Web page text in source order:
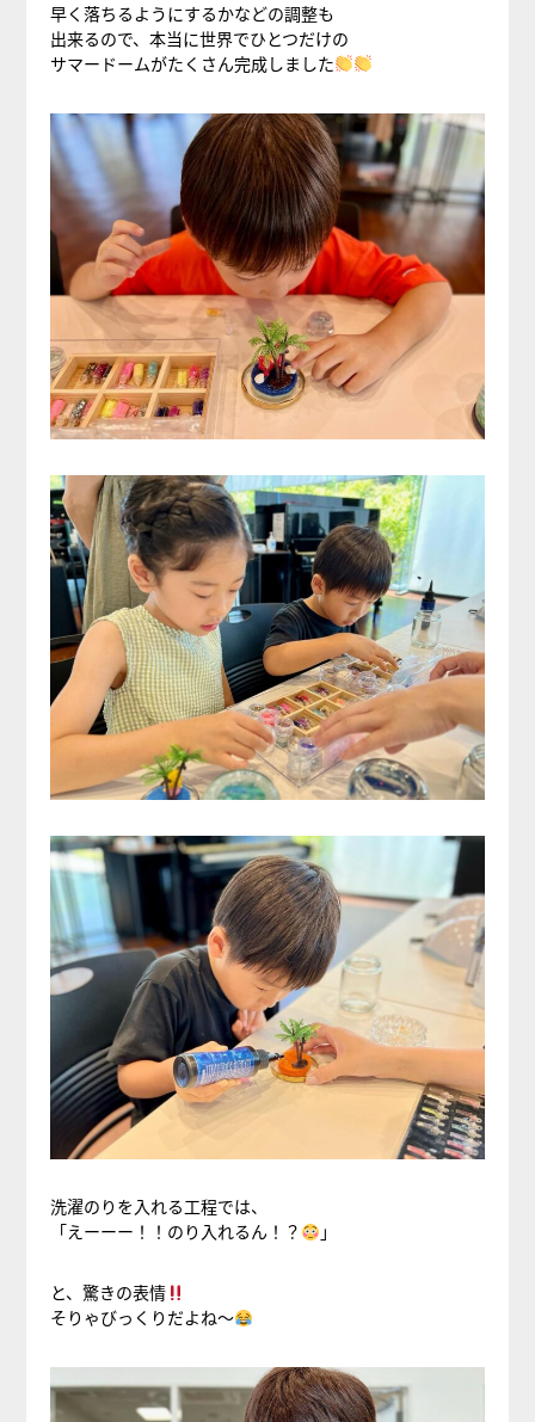
早く落ちるようにするかなどの調整も
出来るので、本当に世界でひとつだけの
サマードームがたくさん完成しました
洗濯のりを入れる工程では、
「えーーー！！のり入れるん！？
」
と、驚きの表情
そりゃびっくりだよね～